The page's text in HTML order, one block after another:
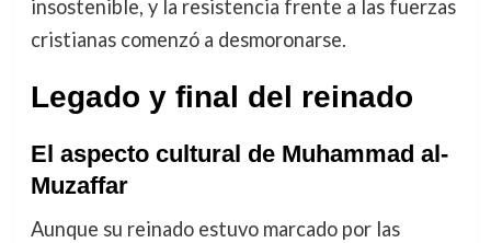
insostenible, y la resistencia frente a las fuerzas
cristianas comenzó a desmoronarse.
Legado y final del reinado
El aspecto cultural de Muhammad al-
Muzaffar
Aunque su reinado estuvo marcado por las